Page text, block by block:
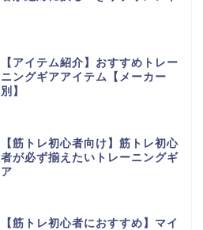
【アイテム紹介】おすすめトレー
ニングギアアイテム【メーカー
別】
【筋トレ初心者向け】筋トレ初心
者が必ず揃えたいトレーニングギ
ア
【筋トレ初心者におすすめ】マイ